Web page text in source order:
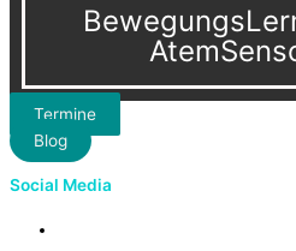
Termine
Blog
Social Media